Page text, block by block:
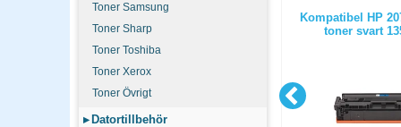
Toner Samsung
Toner Sharp
Toner Toshiba
Toner Xerox
Toner Övrigt
▸ Datortillbehör
svart 3000 sidor
Kompatibel HP
toner svart